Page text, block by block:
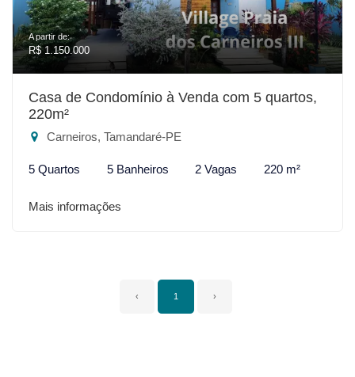
A partir de:
R$ 1.150.000
Casa de Condomínio à Venda com 5 quartos,
220m²
Carneiros, Tamandaré-PE
5 Quartos 5 Banheiros 2 Vagas 220 m²
Mais informações
‹ 1 ›